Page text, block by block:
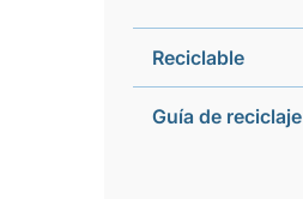
Reciclable
Guía de reciclaje